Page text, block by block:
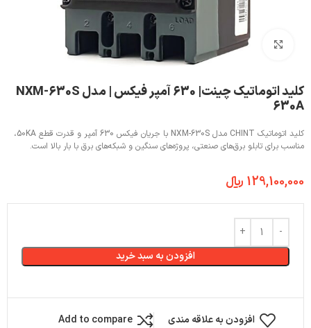
بزرگنمایی تصویر
کلید اتوماتیک چینت| 630 آمپر فیکس | مدل NXM-630S
630A
کلید اتوماتیک CHINT مدل NXM-630S با جریان فیکس 630 آمپر و قدرت قطع 50KA،
مناسب برای تابلو برق‌های صنعتی، پروژه‌های سنگین و شبکه‌های برق با بار بالا است.
129,100,000 ﷼
افزودن به سبد خرید
افزودن به علاقه مندی Add to compare